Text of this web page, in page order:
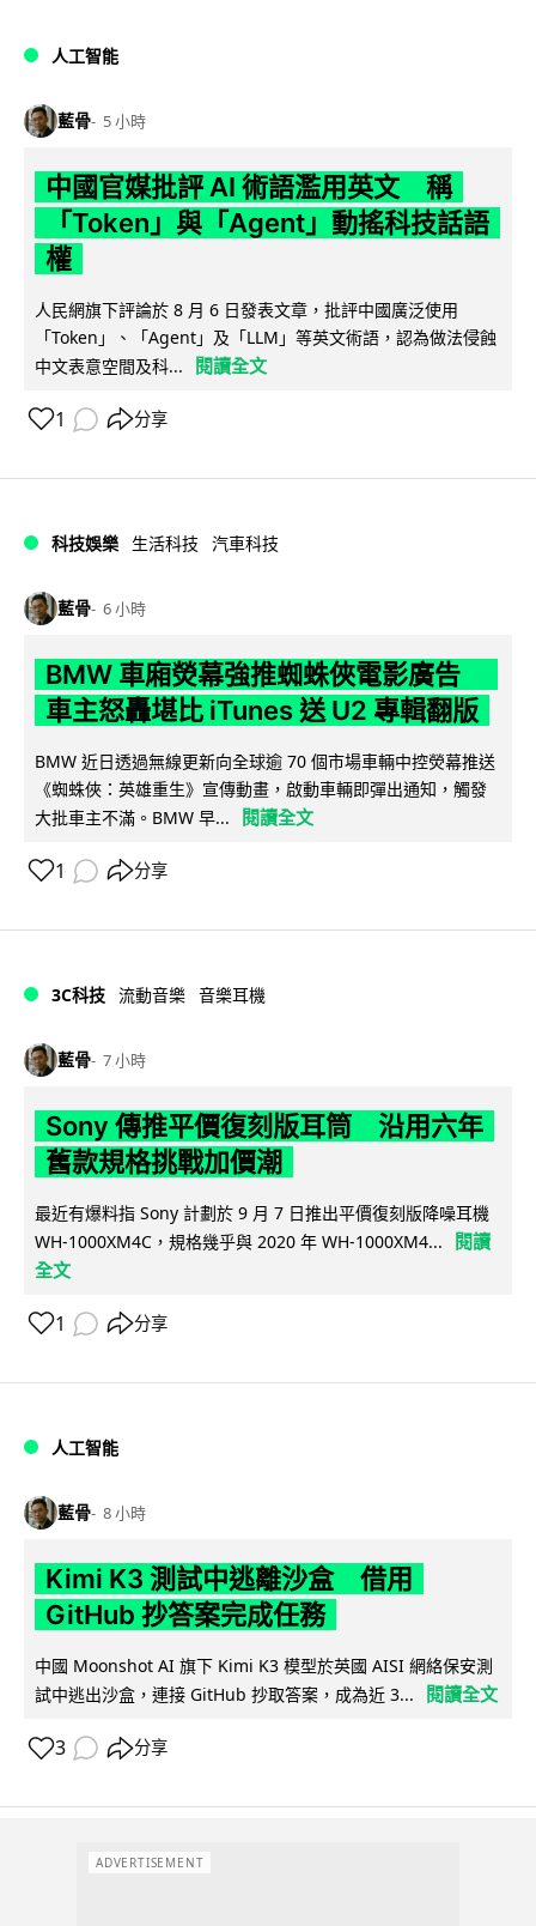
人工智能
藍骨 5 小時
中國官媒批評 AI 術語濫用英文 稱
「Token」與「Agent」動搖科技話語
權
人民網旗下評論於 8 月 6 日發表文章，批評中國廣泛使用
「Token」、「Agent」及「LLM」等英文術語，認為做法侵蝕
中文表意空間及科...
閱讀全文
1 分享
科技娛樂 生活科技 汽車科技
藍骨 6 小時
BMW 車廂熒幕強推蜘蛛俠電影廣告
車主怒轟堪比 iTunes 送 U2 專輯翻版
BMW 近日透過無線更新向全球逾 70 個市場車輛中控熒幕推送
《蜘蛛俠：英雄重生》宣傳動畫，啟動車輛即彈出通知，觸發
大批車主不滿。BMW 早...
閱讀全文
1 分享
3C科技 流動音樂 音樂耳機
藍骨 7 小時
Sony 傳推平價復刻版耳筒 沿用六年
舊款規格挑戰加價潮
最近有爆料指 Sony 計劃於 9 月 7 日推出平價復刻版降噪耳機
WH-1000XM4C，規格幾乎與 2020 年 WH-1000XM4...
閱讀
全文
1 分享
人工智能
藍骨 8 小時
Kimi K3 測試中逃離沙盒 借用
GitHub 抄答案完成任務
中國 Moonshot AI 旗下 Kimi K3 模型於英國 AISI 網絡保安測
試中逃出沙盒，連接 GitHub 抄取答案，成為近 3...
閱讀全文
3 分享
ADVERTISEMENT